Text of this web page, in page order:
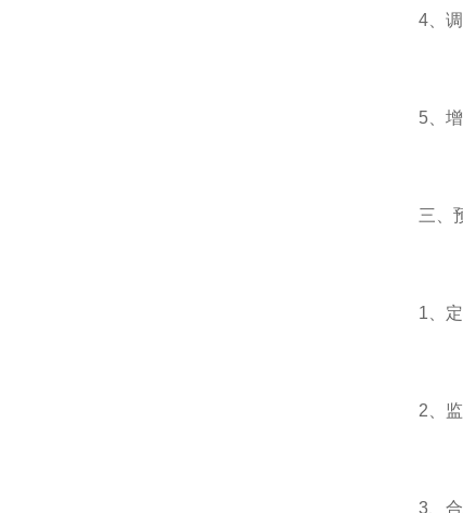
4、调整
5、增加
三、预
1、定期
2、监控
3、合理